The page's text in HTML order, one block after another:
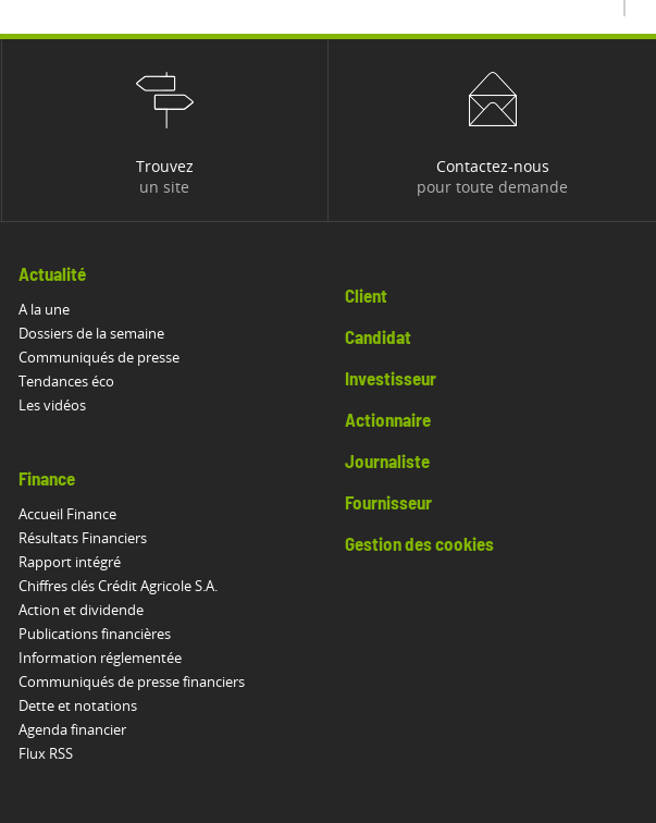
Trouvez
un site
Contactez-nous
pour toute demande
Actualité
A la une
Dossiers de la semaine
Communiqués de presse
Tendances éco
Les vidéos
Finance
Accueil Finance
Résultats Financiers
Rapport intégré
Chiffres clés Crédit Agricole S.A.
Action et dividende
Publications financières
Information réglementée
Communiqués de presse financiers
Dette et notations
Agenda financier
Flux RSS
Client
Candidat
Investisseur
Actionnaire
Journaliste
Fournisseur
Gestion des cookies